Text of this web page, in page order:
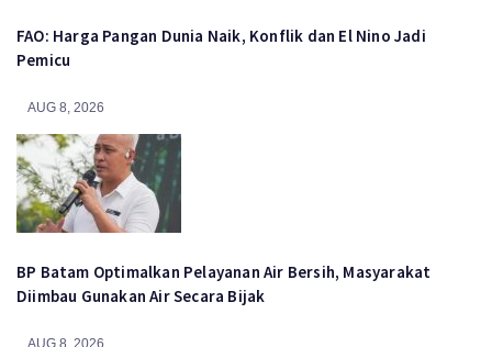
FAO: Harga Pangan Dunia Naik, Konflik dan El Nino Jadi
Pemicu
AUG 8, 2026
BP Batam Optimalkan Pelayanan Air Bersih, Masyarakat
Diimbau Gunakan Air Secara Bijak
AUG 8, 2026